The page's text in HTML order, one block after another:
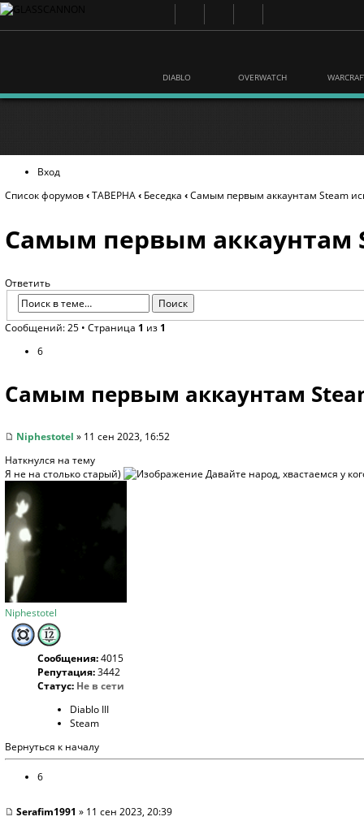
DIABLO OVERWATCH
Вход
Список форумов‹ТАВЕРНА‹ Беседка ‹Самым первым аккаунтам Steam
Самым первым аккаунтам
Ответить
Сообщений: 25 • Страница 1 из 1
6
Самым первым аккаунтам
Niphestotel » 11 сен 2023, 16:52
Наткнулся на тему
Я не на столько старый)
Давайте народ, хвастаемся у
Niphestotel
Сообщения:4015
Репутация:3442
Статус: Не в сети
Diablo III
Steam
Вернуться к началу
6
Serafim1991 » 11 сен 2023, 20:39